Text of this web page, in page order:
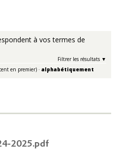
à vos termes de
Filtrer les résultats
en premier) · alphabétiquement
2025.pdf